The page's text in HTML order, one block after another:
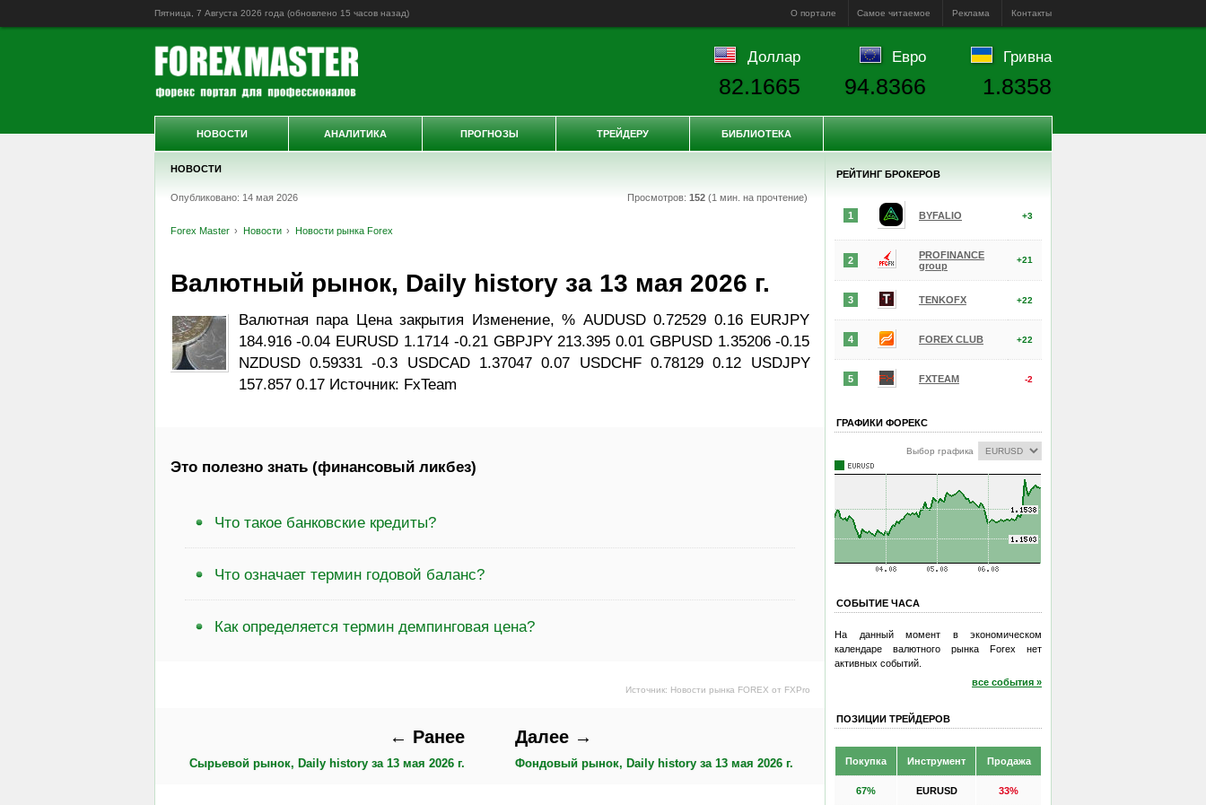
Пятница, 7 Августа 2026 года (обновлено 15 часов назад) О портале Самое читаемое Реклама Контакты
НОВОСТИ
Опубликовано: 14 мая 2026 Просмотров: 152(1 мин. на прочтение)
Forex Master Новости Новости рынка Forex
Валютный рынок, Daily history за 13 мая 2026 г.
Валютная пара Цена закрытия Изменение, % AUDUSD 0.72529 0.16 EURJPY
184.916 -0.04 EURUSD 1.1714 -0.21 GBPJPY 213.395 0.01 GBPUSD 1.35206 -0.15
NZDUSD 0.59331 -0.3 USDCAD 1.37047 0.07 USDCHF 0.78129 0.12 USDJPY
157.857 0.17 Источник: FxTeam
Это полезно знать (финансовый ликбез)
Что такое банковские кредиты?
Что означает термин годовой баланс?
Как определяется термин демпинговая цена?
Источник: Новости рынка FOREX от FXPro
← Ранее
Сырьевой рынок, Daily history за 13 мая 2026 г.
Далее →
Фондовый рынок, Daily history за 13 мая 2026 г.
РЕЙТИНГ БРОКЕРОВ
1 BYFALIO +3
2
PROFINANCE
group
+21
3 TENKOFX +22
4 FOREX CLUB +22
5 FXTEAM -2
ГРАФИКИ ФОРЕКС
Выбор графика
СОБЫТИЕ ЧАСА
На данный момент в экономическом
календаре валютного рынка Forex нет
активных событий.
все события »
ПОЗИЦИИ ТРЕЙДЕРОВ
Покупка Инструмент Продажа
67% EURUSD 33%
Доллар
82.1665
Евро
94.8366
Гривна
1.8358
НОВОСТИ АНАЛИТИКА ПРОГНОЗЫ ТРЕЙДЕРУ БИБЛИОТЕКА